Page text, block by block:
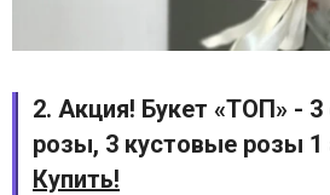
2. Акция! Букет «ТОП» -
розы, 3 кустовые розы 1
Купить!